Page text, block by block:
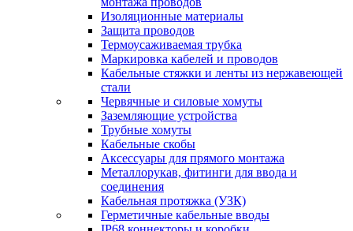
Изоляционные материалы
Защита проводов
Термоусаживаемая трубка
Маркировка кабелей и проводов
Кабельные стяжки и ленты из нержавеющей
стали
Червячные и силовые хомуты
Заземляющие устройства
Трубные хомуты
Кабельные скобы
Аксессуары для прямого монтажа
Металлорукав, фитинги для ввода и
соединения
Кабельная протяжка (УЗК)
Герметичные кабельные вводы